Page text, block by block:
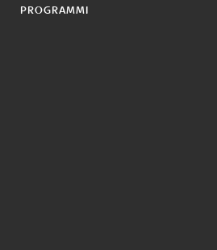
PROGRAMMI